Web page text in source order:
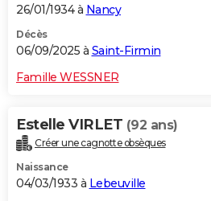
26/01/1934 à Nancy
Décès
06/09/2025 à Saint-Firmin
Famille WESSNER
Estelle VIRLET (92 ans)
Créer une cagnotte obsèques
Naissance
04/03/1933 à Lebeuville